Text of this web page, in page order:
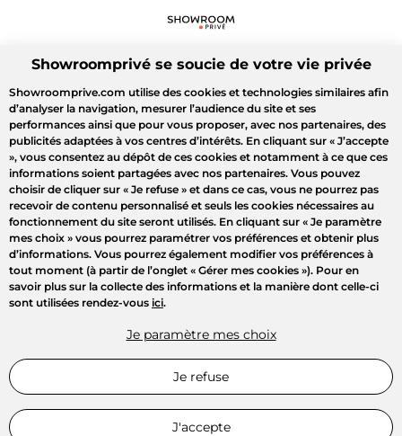
Showroomprivé se soucie de votre vie privée
Showroomprive.com utilise des cookies et technologies similaires afin
d’analyser la navigation, mesurer l’audience du site et ses
performances ainsi que pour vous proposer, avec nos partenaires, des
publicités adaptées à vos centres d’intérêts. En cliquant sur « J’accepte
», vous consentez au dépôt de ces cookies et notamment à ce que ces
informations soient partagées avec nos partenaires. Vous pouvez
choisir de cliquer sur « Je refuse » et dans ce cas, vous ne pourrez pas
recevoir de contenu personnalisé et seuls les cookies nécessaires au
fonctionnement du site seront utilisés. En cliquant sur « Je paramètre
mes choix » vous pourrez paramétrer vos préférences et obtenir plus
d’informations. Vous pourrez également modifier vos préférences à
tout moment (à partir de l’onglet « Gérer mes cookies »). Pour en
savoir plus sur la collecte des informations et la manière dont celle-ci
sont utilisées rendez-vous ici.
Je paramètre mes choix
Je refuse
J'accepte